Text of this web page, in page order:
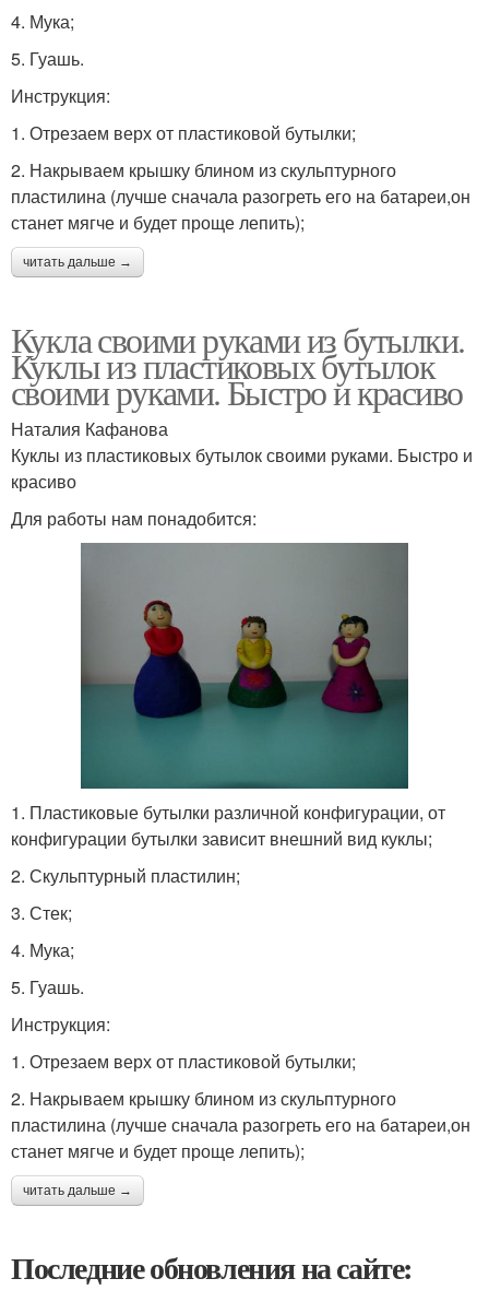
4. Мука;
5. Гуашь.
Инструкция:
1. Отрезаем верх от пластиковой бутылки;
2. Накрываем крышку блином из скульптурного
пластилина (лучше сначала разогреть его на батареи,он
станет мягче и будет проще лепить);
читать дальше →
Кукла своими руками из бутылки.
Куклы из пластиковых бутылок
своими руками. Быстро и красиво
Наталия Кафанова
Куклы из пластиковых бутылок своими руками. Быстро и
красиво
Для работы нам понадобится:
1. Пластиковые бутылки различной конфигурации, от
конфигурации бутылки зависит внешний вид куклы;
2. Скульптурный пластилин;
3. Стек;
4. Мука;
5. Гуашь.
Инструкция:
1. Отрезаем верх от пластиковой бутылки;
2. Накрываем крышку блином из скульптурного
пластилина (лучше сначала разогреть его на батареи,он
станет мягче и будет проще лепить);
читать дальше →
Последние обновления на сайте: